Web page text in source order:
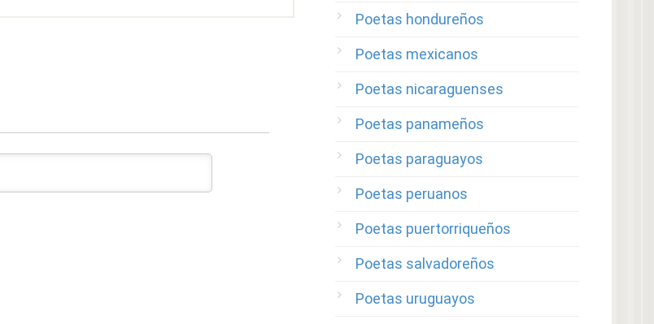
Poetas hondureños
Poetas mexicanos
Poetas nicaraguenses
Poetas panameños
Poetas paraguayos
Poetas peruanos
Poetas puertorriqueños
Poetas salvadoreños
Poetas uruguayos